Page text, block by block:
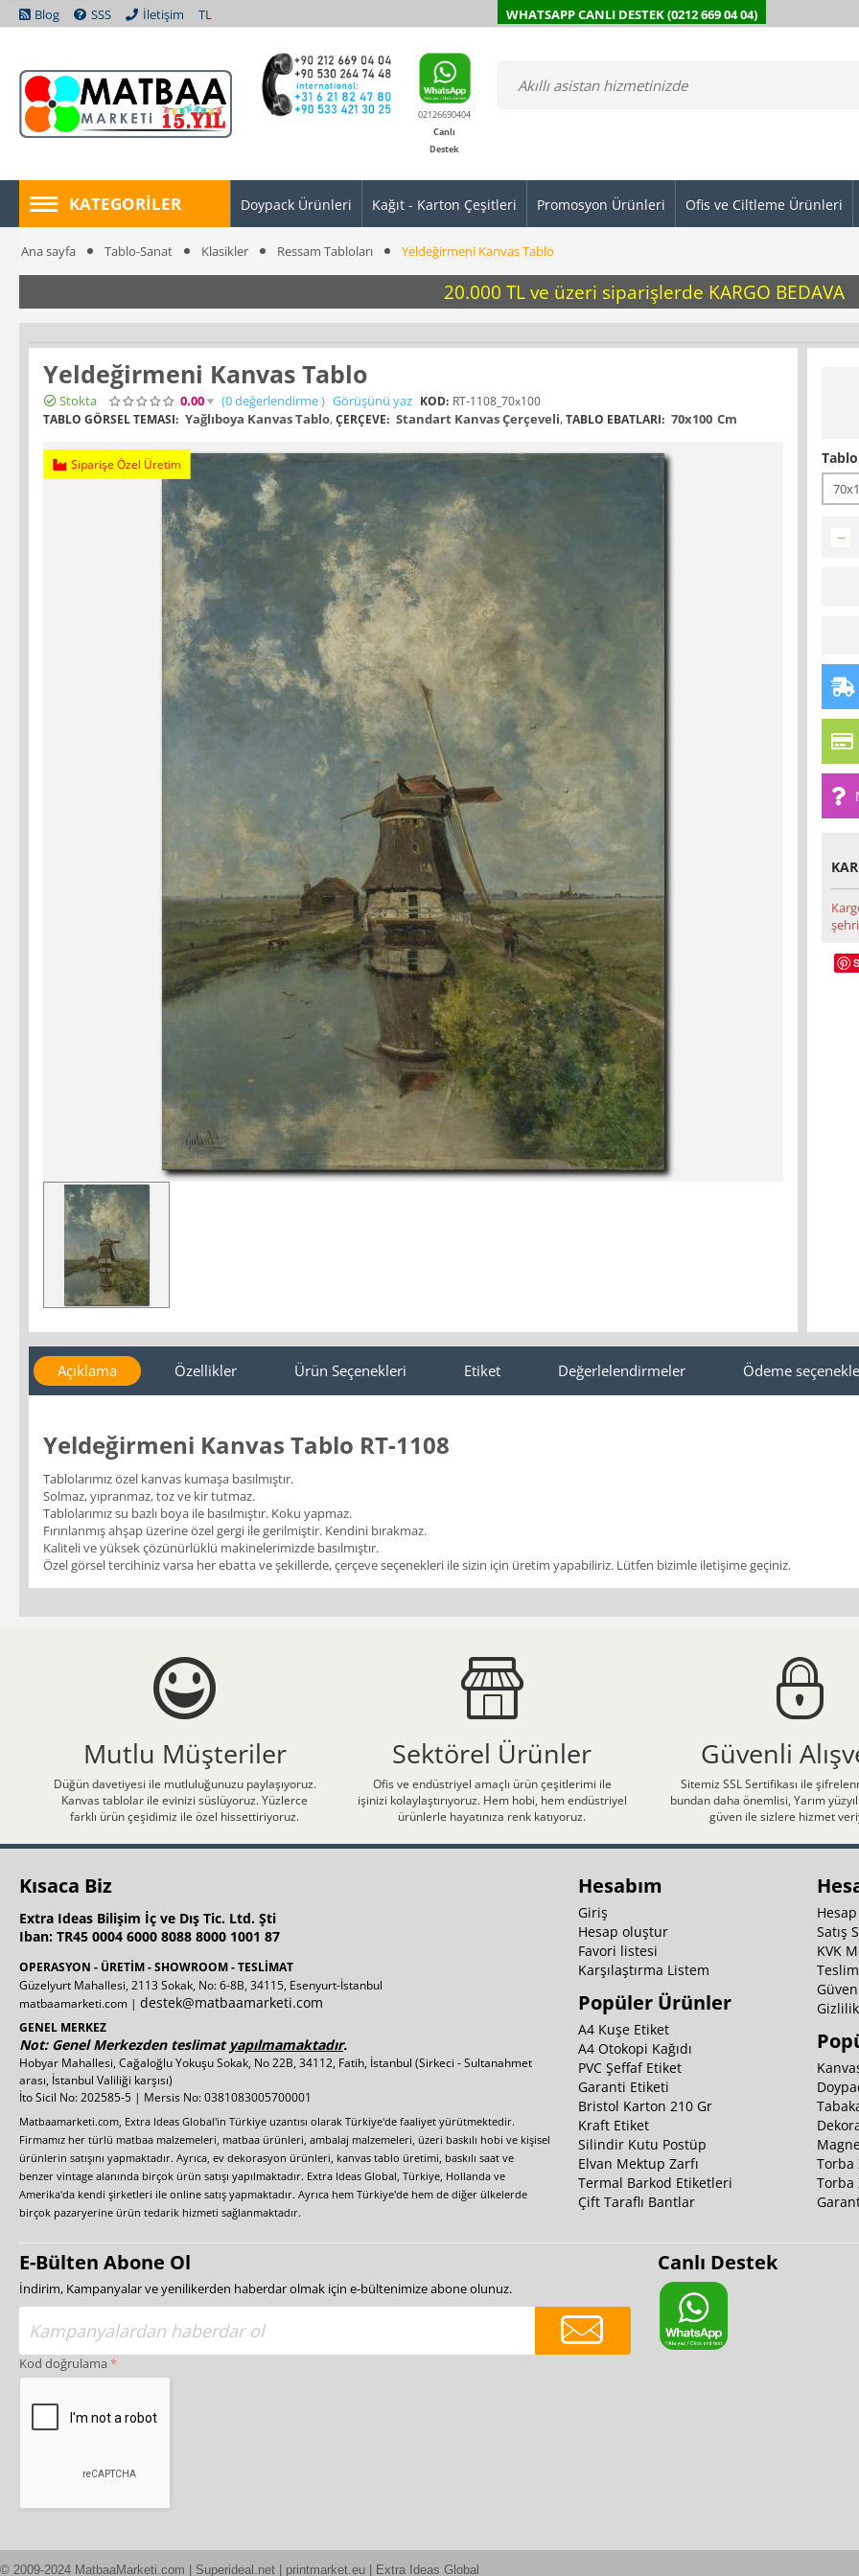
Blog SSS İletişim TL WHATSAPP CANLI DESTEK (0212 669 04 04)
02126690404
Canlı
Destek
KATEGORILER Doypack Ürünleri Kağıt - Karton Çeşitleri Promosyon Ürünleri Ofis ve Ciltleme Ürünleri
Ana sayfa Tablo-Sanat Klasikler Ressam Tabloları Yeldeğirmeni Kanvas Tablo
20.000 TL ve üzeri siparişlerde KARGO BEDAVA
Yeldeğirmeni Kanvas Tablo
Stokta 0.00 (0değerlendirme) Görüşünü yaz KOD: RT-1108_70x100
TABLO GÖRSEL TEMASI: Yağlıboya Kanvas Tablo,ÇERÇEVE: Standart Kanvas Çerçeveli,TABLO EBATLARI: 70x100 Cm
Siparişe Özel Üretim
−
Açıklama Özellikler Ürün Seçenekleri Etiket Değerlelendirmeler Ödeme
Yeldeğirmeni Kanvas Tablo RT-1108
Tablolarımız özel kanvas kumaşa basılmıştır.
Solmaz, yıpranmaz, toz ve kir tutmaz.
Tablolarımız su bazlı boya ile basılmıştır. Koku yapmaz.
Fırınlanmış ahşap üzerine özel gergi ile gerilmiştir. Kendini bırakmaz.
Kaliteli ve yüksek çözünürlüklü makinelerimizde basılmıştır.
Özel görsel tercihiniz varsa her ebatta ve şekillerde, çerçeve seçenekleri ile sizin için üretim yapabiliriz. Lütfen bizimle iletişime geçiniz.
Mutlu Müşteriler
Düğün davetiyesi ile mutluluğunuzu paylaşıyoruz.
Kanvas tablolar ile evinizi süslüyoruz. Yüzlerce
farklı ürün çeşidimiz ile özel hissettiriyoruz.
Sektörel Ürünler
Ofis ve endüstriyel amaçlı ürün çeşitlerimi ile
işinizi kolaylaştırıyoruz. Hem hobi, hem endüstriyel
ürünlerle hayatınıza renk katıyoruz.
Güvenli
Sitemiz SSL Sertifikası ile
bundan daha önemlisi, Yarım
güven ile sizlere hizmet
Kısaca Biz
Extra Ideas Bilişim İç ve Dış Tic. Ltd. Şti
Iban: TR45 0004 6000 8088 8000 1001 87
OPERASYON - ÜRETİM - SHOWROOM - TESLİMAT
Güzelyurt Mahallesi, 2113 Sokak, No: 6-8B, 34115, Esenyurt-İstanbul
matbaamarketi.com | destek@matbaamarketi.com
GENEL MERKEZ
Not: Genel Merkezden teslimat yapılmamaktadır.
Hobyar Mahallesi, Cağaloğlu Yokuşu Sokak, No 22B, 34112, Fatih, İstanbul (Sirkeci - Sultanahmet
arası, İstanbul Valiliği karşısı)
İto Sicil No: 202585-5 | Mersis No: 0381083005700001
Matbaamarketi.com, Extra Ideas Global'in Türkiye uzantısı olarak Türkiye'de faaliyet yürütmektedir.
Firmamız her türlü matbaa malzemeleri, matbaa ürünleri, ambalaj malzemeleri, üzeri baskılı hobi ve kişisel
ürünlerin satışını yapmaktadır. Ayrıca, ev dekorasyon ürünleri, kanvas tablo üretimi, baskılı saat ve
benzer vintage alanında birçok ürün satışı yapılmaktadır. Extra Ideas Global, Türkiye, Hollanda ve
Amerika'da kendi şirketleri ile online satış yapmaktadır. Ayrıca hem Türkiye'de hem de diğer ülkelerde
birçok pazaryerine ürün tedarik hizmeti sağlanmaktadır.
Hesabım
Giriş
Hesap oluştur
Favori listesi
Karşılaştırma Listem
Popüler Ürünler
A4 Kuşe Etiket
A4 Otokopi Kağıdı
PVC Şeffaf Etiket
Garanti Etiketi
Bristol Karton 210 Gr
Kraft Etiket
Silindir Kutu Postüp
Elvan Mektup Zarfı
Termal Barkod Etiketleri
Çift Taraflı Bantlar
Satış
KVK
Gizlilik
Torba
Torba
E-Bülten Abone Ol
İndirim, Kampanyalar ve yenilikerden haberdar olmak için e-bültenimize abone olunuz.
Kod doğrulama
Canlı Destek
© 2009-2024 MatbaaMarketi.com | Superideal.net | printmarket.eu | Extra Ideas Global